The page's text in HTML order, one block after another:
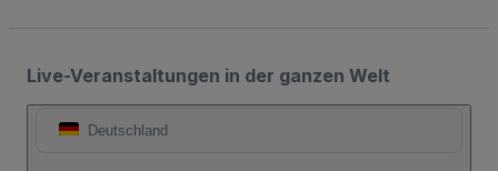
Live-Veranstaltungen in der ganzen Welt
Deutschland